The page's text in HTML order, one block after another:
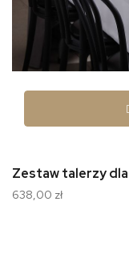
Zestaw talerzy dla
638,00 zł